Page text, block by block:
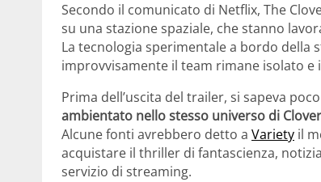
Secondo il comunicato di Netflix, The
su una stazione spaziale, che stanno
La tecnologia sperimentale a bordo
improvvisamente il team rimane isolato e
Prima dell’uscita del trailer, si sapeva
ambientato nello stesso universo di
Alcune fonti avrebbero detto a Variety il
acquistare il thriller di fantascienza,
servizio di streaming.